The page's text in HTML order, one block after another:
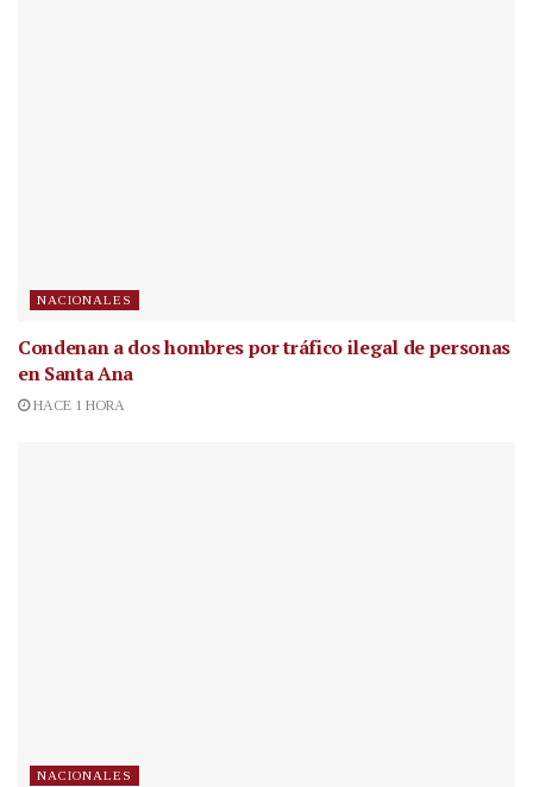
NACIONALES
Condenan a dos hombres por tráfico ilegal de personas
en Santa Ana
HACE 1 HORA
NACIONALES